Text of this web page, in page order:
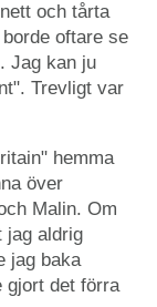
och tårta
oftare se
Jag kan ju
Trevligt var
hemma
över
Malin. Om
jag aldrig
jag baka
gjort det förra